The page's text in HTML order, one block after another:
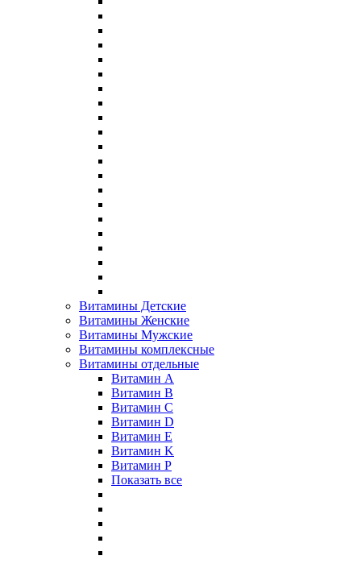
Витамины Детские
Витамины Женские
Витамины Мужские
Витамины комплексные
Витамины отдельные
Витамин A
Витамин B
Витамин C
Витамин D
Витамин E
Витамин K
Витамин P
Показать все